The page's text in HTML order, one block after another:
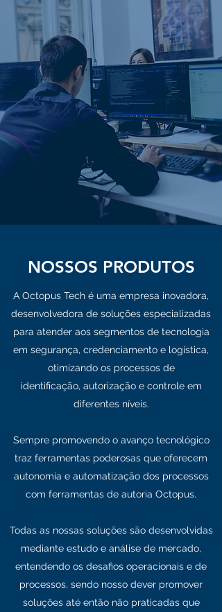
NOSSOS PRODUTOS
A Octopus Tech é uma empresa inovadora,
desenvolvedora de soluções especializadas
para atender aos segmentos de tecnologia
em segurança, credenciamento e logística,
otimizando os processos de
identificação, autorização e controle em
diferentes níveis.
Sempre promovendo o avanço tecnológico
traz ferramentas poderosas que oferecem
autonomia e automatização dos processos
com ferramentas de autoria Octopus.
Todas as nossas soluções são desenvolvidas
mediante estudo e análise de mercado,
entendendo os desafios operacionais e de
processos, sendo nosso dever promover
soluções até então não praticadas que